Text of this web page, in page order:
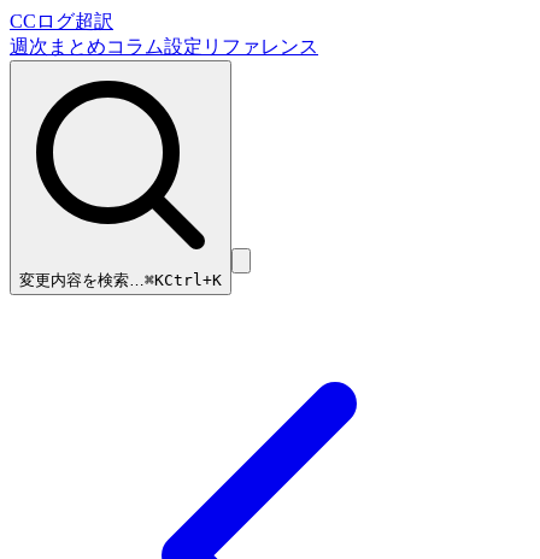
CCログ超訳
週次まとめコラム設定リファレンス
変更内容を検索…⌘KCtrl+K